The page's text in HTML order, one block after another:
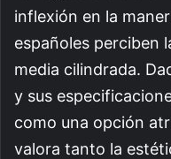
inflexión en la
españoles perciben
media cilindrada.
y sus
como una opción
valora tanto la